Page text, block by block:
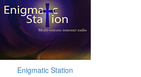
Enigmatic Station